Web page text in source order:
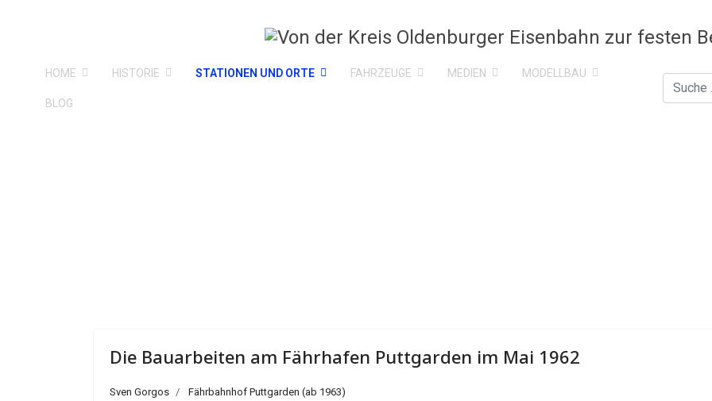
HOME HISTORIE STATIONEN UND ORTE FAHRZEUGE MEDIEN MODELLBAU
BLOG
Suchen
Die Bauarbeiten am Fährhafen Puttgarden im Mai 1962
Sven Gorgos Fährbahnhof Puttgarden (ab 1963)